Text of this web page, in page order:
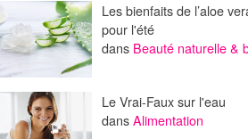
Les bienfaits de l’aloe
pour l'été
dans Beauté naturelle &
Le Vrai-Faux sur l'eau
dansAlimentation